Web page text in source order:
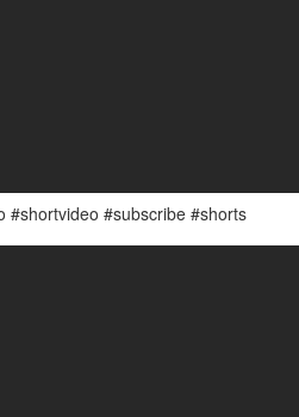
#subscribe #shorts